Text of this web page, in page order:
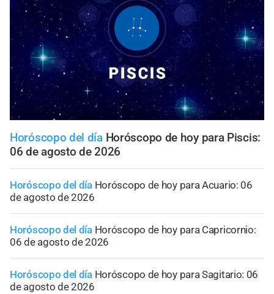
Horóscopo del día Horóscopo de hoy para Piscis:
06 de agosto de 2026
Horóscopo del día Horóscopo de hoy para Acuario: 06
de agosto de 2026
Horóscopo del día Horóscopo de hoy para Capricornio:
06 de agosto de 2026
Horóscopo del día Horóscopo de hoy para Sagitario: 06
de agosto de 2026